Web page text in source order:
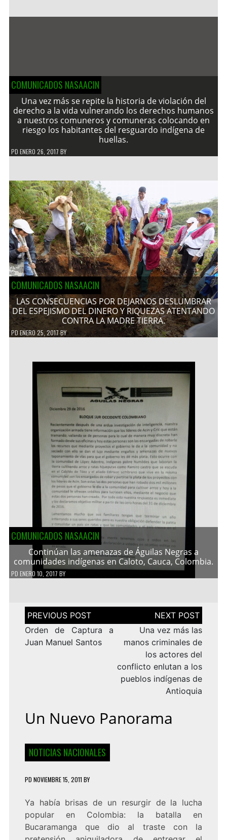
COMUNICADOS NASAACIN
Una vez más se repite la historia de violación del
derecho a la vida vulnerando los derechos humanos
a nuestros comuneros y comuneras colocando en
riesgo los habitantes del resguardo indígena de
huellas.
PD ENERO 26, 2017 BY
COMUNICADOS NASAACIN
LAS CONSECUENCIAS POR DEJARNOS DESLUMBRAR
DEL ESPEJISMO DEL DINERO Y RIQUEZAS ATENTANDO
CONTRA LA MADRE TIERRA.
PDENERO 25, 2017BY
COMUNICADOS NASAACIN
Continúan las amenazas de Águilas Negras a
comunidades indígenas en Caloto, Cauca, Colombia.
PD ENERO 10, 2017 BY
Navegación
de
entradas
Orden de Captura a
Juan Manuel Santos
Una vez más las
manos criminales de
los actores del
conflicto enlutan a los
pueblos indígenas de
Antioquia
Un Nuevo Panorama
NOTICIAS NACIONALES
PD NOVIEMBRE 15, 2011 BY
Ya había brisas de un resurgir de la lucha
popular en Colombia: la batalla en
Bucaramanga que dio al traste con la